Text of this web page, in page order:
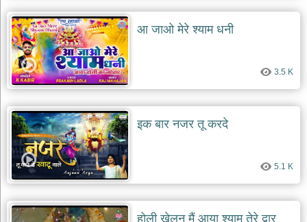
आ जाओ मेरे श्याम धनी
3.5 K
इक बार नजर तू करदे
5.1 K
होली खेलन मैं आया श्याम तेरे द्वार